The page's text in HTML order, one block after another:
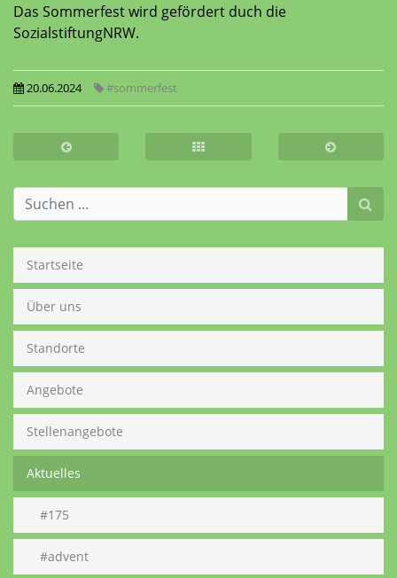
Startseite
Über uns
Standorte
Angebote
Stellenangebote
Aktuelles
#175
#advent
Das Sommerfest wird gefördert duch die
SozialstiftungNRW.
20.06.2024 #sommerfest